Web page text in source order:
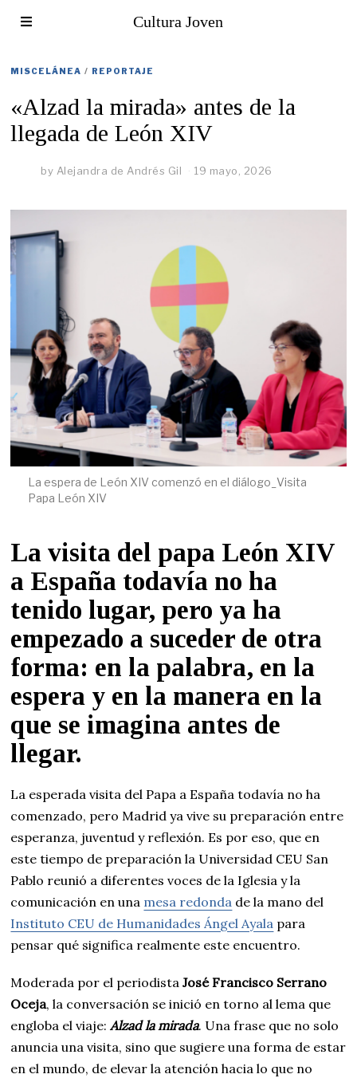
Cultura Joven
MISCELÁNEA / REPORTAJE
«Alzad la mirada» antes de la
llegada de León XIV
by Alejandra de Andrés Gil 19 mayo, 2026
La espera de León XIV comenzó en el diálogo_Visita
Papa León XIV
La visita del papa León XIV
a España todavía no ha
tenido lugar, pero ya ha
empezado a suceder de otra
forma: en la palabra, en la
espera y en la manera en la
que se imagina antes de
llegar.
La esperada visita del Papa a España todavía no ha
comenzado, pero Madrid ya vive su preparación entre
esperanza, juventud y reflexión. Es por eso, que en
este tiempo de preparación la Universidad CEU San
Pablo reunió a diferentes voces de la Iglesia y la
comunicación en una mesa redonda de la mano del
Instituto CEU de Humanidades Ángel Ayala para
pensar qué significa realmente este encuentro.
Moderada por el periodistaJosé Francisco Serrano
Oceja, la conversación se inició en torno al lema que
engloba el viaje:Alzad la mirada. Una frase que no solo
anuncia una visita, sino que sugiere una forma de estar
en el mundo, de elevar la atención hacia lo que no